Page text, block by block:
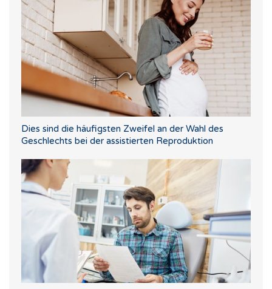
Dies sind die häufigsten Zweifel an der Wahl des
Geschlechts bei der assistierten Reproduktion